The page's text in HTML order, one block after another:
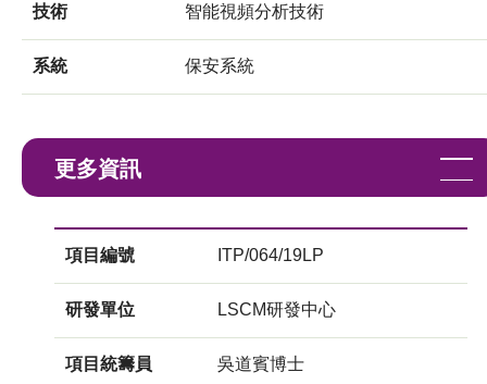
技術 智能視頻分析技術
系統 保安系統
更多資訊
項目編號 ITP/064/19LP
研發單位 LSCM研發中心
項目統籌員 吳道賓博士